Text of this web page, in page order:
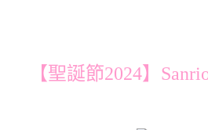
【聖誕節2024】